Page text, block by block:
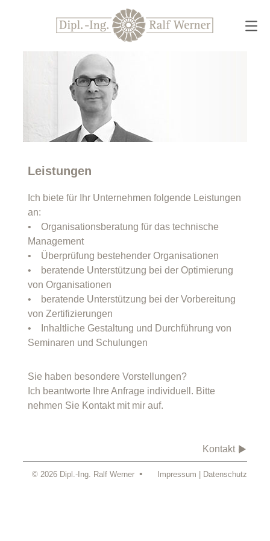
Leistungen
Ich biete für Ihr Unternehmen folgende Leistungen
an:
• Organisationsberatung für das technische
Management
• Überprüfung bestehender Organisationen
• beratende Unterstützung bei der Optimierung
von Organisationen
• beratende Unterstützung bei der Vorbereitung
von Zertifizierungen
• Inhaltliche Gestaltung und Durchführung von
Seminaren und Schulungen
Sie haben besondere Vorstellungen?
Ich beantworte Ihre Anfrage individuell. Bitte
nehmen Sie Kontakt mit mir auf.
Kontakt
© 2026 Dipl.-Ing. Ralf Werner • Impressum Datenschutz